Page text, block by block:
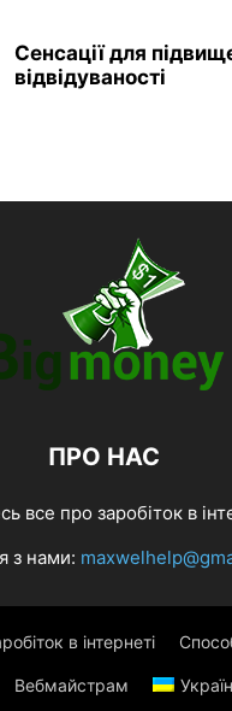
Сенсації для
відвідуваності
ПРО НАС
все про заробіток в
з нами:
в інтернеті
Вебмайстрам